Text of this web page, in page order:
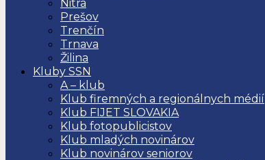
Nitra
Prešov
Trenčín
Trnava
Žilina
Kluby SSN
A – klub
Klub firemných a regionálnych médií
Klub FIJET SLOVAKIA
Klub fotopublicistov
Klub mladých novinárov
Klub novinárov seniorov